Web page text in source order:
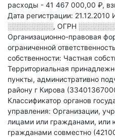
расходы - 41 467 000,00 ₽,
Дата регистрации: 21.12.2010
░░░░░░░░░, ОГРН
Организационно-правовая
ограниченной
собственности: Частная
Территориальная
пункты, административно
району г Кирова
Классификатор органов
управления: Организации,
лицами или гражданами, или
гражданами совместно